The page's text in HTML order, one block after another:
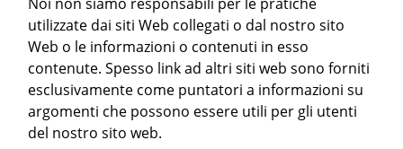
utilizzate dai siti Web collegati o dal nostro sito
Web o le informazioni o contenuti in esso
contenute. Spesso link ad altri siti web sono forniti
esclusivamente come puntatori a informazioni su
argomenti che possono essere utili per gli utenti
del nostro sito web.